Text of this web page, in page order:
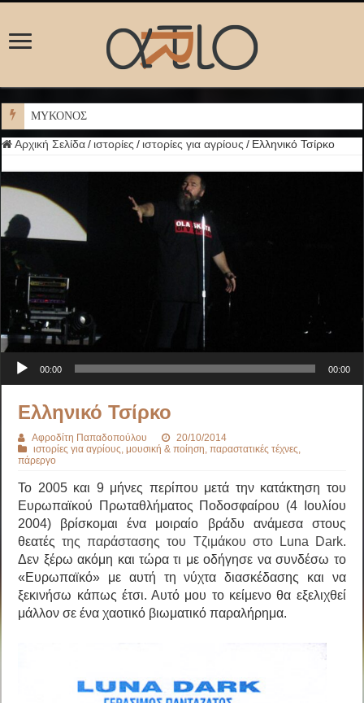
ΜΥΚΟΝΟΣ
Αρχική Σελίδα / ιστορίες / ιστορίες για αγρίους / Ελληνικό Τσίρκο
Πρόγραμμα Αναπαραγωγής Ήχου
00:00 00:00
Ελληνικό Τσίρκο
Αφροδίτη Παπαδοπούλου
20/10/2014
ιστορίες για αγρίους,μουσική & ποίηση,παραστατικές τέχνες,
πάρεργο
Το 2005 και 9 μήνες περίπου μετά την κατάκτηση του
Ευρωπαϊκού Πρωταθλήματος Ποδοσφαίρου (4 Ιουλίου
2004) βρίσκομαι ένα μοιραίο βράδυ ανάμεσα στους
θεατέςτης παράστασης του Τζιμάκου στο Luna Dark.
Δεν ξέρω ακόμη και τώρα τι με οδήγησε να συνδέσω το
«Ευρωπαϊκό» με αυτή τη νύχτα διασκέδασης και να
ξεκινήσω κάπως έτσι. Αυτό μου το κείμενο θα εξελιχθεί
μάλλον σε ένα χαοτικό βιωματικό παραλήρημα.